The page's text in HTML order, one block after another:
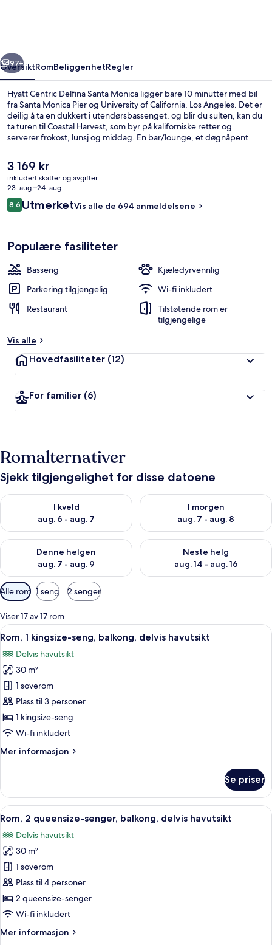
Neste
97+
OversiktRomBeliggenhetRegler
Hyatt Centric Delfina Santa Monica ligger bare 10 minutter med bil
fra Santa Monica Pier og University of California, Los Angeles. Det er
deilig å ta en dukkert i utendørsbassenget, og blir du sulten, kan du
ta turen til Coastal Harvest, som byr på kaliforniske retter og
serverer frokost, lunsj og middag. En bar/lounge, et døgnåpent
frem til her. Mange skryter av den vennlige betjeningen og
beliggenheten. Du finner offentlig transport i nærheten: Downtown
Santa Monica Station ligger bare 10 minutter unna til fots.
Den
nåværende
prisen
er
3 169 kr
3 169 kr
inkludert skatter og avgifter
23. aug.–24. aug.
Anmeldelser
8,68,6 av 10 –
UtmerketVis alle de 694 anmeldelsene
Populære fasiliteter
Basseng
Kjæledyrvennlig
Parkering tilgjengelig
Wi-fi inkludert
Restaurant
Tilstøtende rom er
tilgjengelige
Vis alle
Hovedfasiliteter (12)
For familier (6)
Romalternativer
Sjekk tilgjengelighet for disse datoene
I kveld
aug. 6 - aug. 7
Sjekk tilgjengelighet for i kveld, aug. 6 - aug. 7
I morgen
aug. 7 - aug. 8
Sjekk tilgjengelighet for i
Denne helgen
aug. 7 - aug. 9
Sjekk tilgjengelighet for denne helgen, aug. 7 - aug. 9
Neste helg
aug. 14 - aug. 16
Sjekk tilgjengelighet for neste
Tilgjengelige
filtre
for
rom
Alle rom 1 seng 2 senger
Viser 17 av 17 rom
Åpne
alle
bildene
av
Rom,
1
kingsize-
seng,
delvis
Sengetøy av topp kvalitet,
4
Rom, 1 kingsize-seng, balkong, delvis havutsikt
Delvis havutsikt
30 m²
1 soverom
Plass til 3 personer
1 kingsize-seng
Wi-fi inkludert
Mer informasjon
Mer
1
kingsize-
seng,
delvis
havutsikt
Se priser
Åpne
alle
bildene
av
Rom,
2
queensize-
senger,
delvis
Kombinert dusj/badekar,
6
Rom, 2 queensize-senger, balkong, delvis havutsikt
Delvis havutsikt
30 m²
1 soverom
Plass til 4 personer
2 queensize-senger
Wi-fi inkludert
Mer informasjon
Mer